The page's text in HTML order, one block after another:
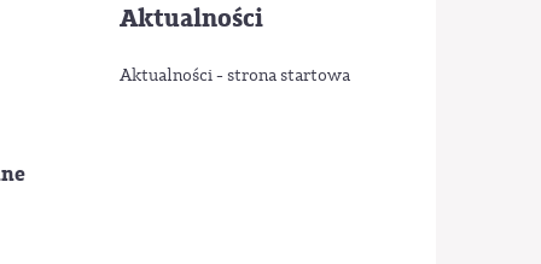
Aktualności
Aktualności - strona startowa